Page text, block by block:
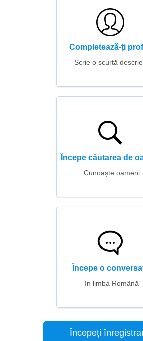
Completează-ți
Scrie o scurtă
Începe căutarea de
Cunoaște oameni
Începe o
In limba Română
Începeți